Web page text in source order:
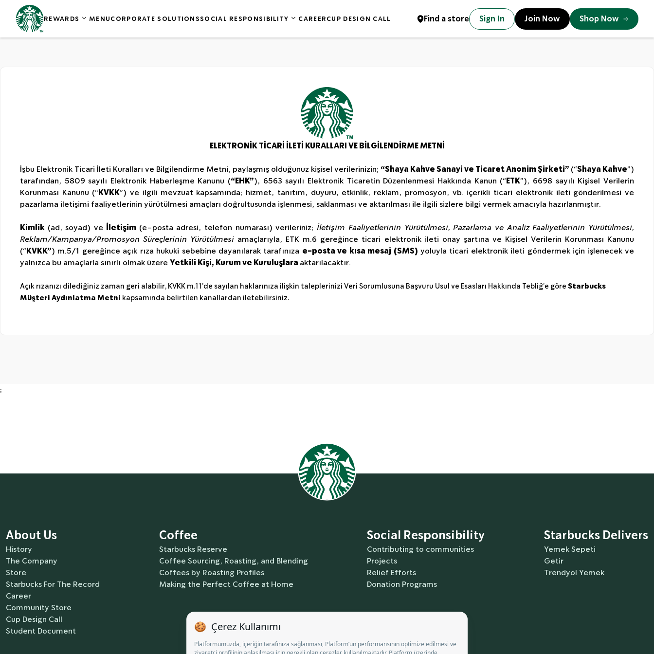
REWARDS MENUCORPORATE SOLUTIONSSOCIAL RESPONSIBILITY CAREERCUP DESIGN CALL Find a store Sign In Join Now Shop Now
ELEKTRONİK TİCARİ İLETİ KURALLARI VE BİLGİLENDİRME METNİ
İşbu Elektronik Ticari İleti Kuralları ve Bilgilendirme Metni, paylaşmış olduğunuz kişisel verilerinizin; “Shaya Kahve Sanayi ve Ticaret Anonim Şirketi” (“Shaya Kahve”)
tarafından, 5809 sayılı Elektronik Haberleşme Kanunu (“EHK”), 6563 sayılı Elektronik Ticaretin Düzenlenmesi Hakkında Kanun (“ETK”), 6698 sayılı Kişisel Verilerin
Korunması Kanunu (“KVKK”) ve ilgili mevzuat kapsamında; hizmet, tanıtım, duyuru, etkinlik, reklam, promosyon, vb. içerikli ticari elektronik ileti gönderilmesi ve
pazarlama iletişimi faaliyetlerinin yürütülmesi amaçları doğrultusunda işlenmesi, saklanması ve aktarılması ile ilgili sizlere bilgi vermek amacıyla hazırlanmıştır.
Kimlik (ad, soyad) ve İletişim (e-posta adresi, telefon numarası) verileriniz;İletişim Faaliyetlerinin Yürütülmesi, Pazarlama ve Analiz Faaliyetlerinin Yürütülmesi,
Reklam/Kampanya/Promosyon Süreçlerinin Yürütülmesi amaçlarıyla, ETK m.6 gereğince ticari elektronik ileti onay şartına ve Kişisel Verilerin Korunması Kanunu
(“KVKK”) m.5/1 gereğince açık rıza hukuki sebebine dayanılarak tarafınıza e-posta ve kısa mesaj (SMS) yoluyla ticari elektronik ileti göndermek için işlenecek ve
yalnızca bu amaçlarla sınırlı olmak üzere Yetkili Kişi, Kurum ve Kuruluşlara aktarılacaktır.
Açık rızanızı dilediğiniz zaman geri alabilir, KVKK m.11’de sayılan haklarınıza ilişkin taleplerinizi Veri Sorumlusuna Başvuru Usul ve Esasları Hakkında Tebliğ’e göre Starbucks
Müşteri Aydınlatma Metni kapsamında belirtilen kanallardan iletebilirsiniz.
;
About Us
History
The Company
Store
Starbucks For The Record
Career
Community Store
Cup Design Call
Student Document
Coffee
Starbucks Reserve
Coffee Sourcing, Roasting, and Blending
Coffees by Roasting Profiles
Making the Perfect Coffee at Home
Social Responsibility
Contributing to communities
Projects
Relief Efforts
Donation Programs
Starbucks Delivers
Yemek Sepeti
Getir
Trendyol Yemek
Contact Us Help Gift Card Türkçe